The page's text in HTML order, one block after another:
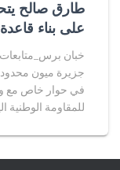
طارق صالح
على بناء
خبان
جزيرة ميون محدود
في حوار خاص مع
للمقاومة الوطنية